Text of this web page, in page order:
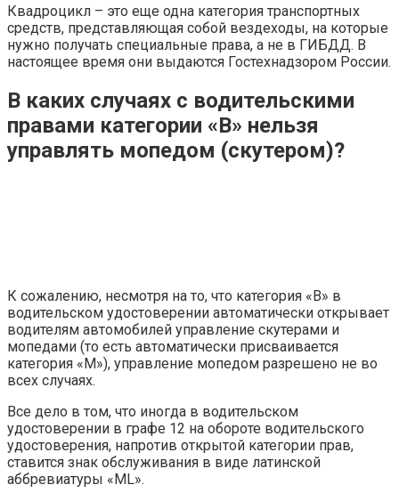
Квадроцикл – это еще одна категория транспортных
средств, представляющая собой вездеходы, на которые
нужно получать специальные права, а не в ГИБДД. В
настоящее время они выдаются Гостехнадзором России.
В каких случаях с водительскими
правами категории «В» нельзя
управлять мопедом (скутером)?
К сожалению, несмотря на то, что категория «В» в
водительском удостоверении автоматически открывает
водителям автомобилей управление скутерами и
мопедами (то есть автоматически присваивается
категория «М»), управление мопедом разрешено не во
всех случаях.
Все дело в том, что иногда в водительском
удостоверении в графе 12 на обороте водительского
удостоверения, напротив открытой категории прав,
ставится знак обслуживания в виде латинской
аббревиатуры «ML».